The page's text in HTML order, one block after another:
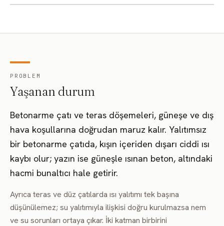
PROBLEM
Yaşanan durum
Betonarme çatı ve teras döşemeleri, güneşe ve dış
hava koşullarına doğrudan maruz kalır. Yalıtımsız
bir betonarme çatıda, kışın içeriden dışarı ciddi ısı
kaybı olur; yazın ise güneşle ısınan beton, altındaki
hacmi bunaltıcı hale getirir.
Ayrıca teras ve düz çatılarda ısı yalıtımı tek başına
düşünülemez; su yalıtımıyla ilişkisi doğru kurulmazsa nem
ve su sorunları ortaya çıkar. İki katman birbirini